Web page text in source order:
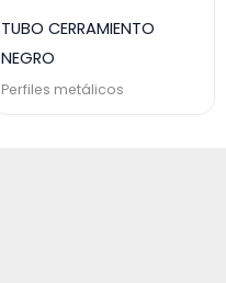
TUBO CERRAMIENTO
NEGRO
Perfiles metálicos